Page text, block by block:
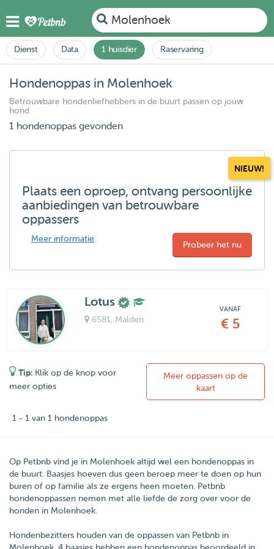
Molenhoek
Dienst Data 1 huisdier Raservaring
Hondenoppas in Molenhoek
Betrouwbare hondenliefhebbers in de buurt passen op jouw
hond
1 hondenoppas gevonden
NIEUW!
Plaats een oproep, ontvang persoonlijke
aanbiedingen van betrouwbare
oppassers
Meer informatie
Probeer het nu
Lotus
6581 , Malden
VANAF
€ 5
Tip: Klik op de knop voor
meer opties
Meer oppassen op de
kaart
1 - 1 van 1 hondenoppas
Op Petbnb vind je in Molenhoek altijd wel een hondenoppas in
de buurt. Baasjes hoeven dus geen beroep meer te doen op hun
buren of op familie als ze ergens heen moeten. Petbnb
hondenoppassen nemen met alle liefde de zorg over voor de
honden in Molenhoek.
Hondenbezitters houden van de oppassen van Petbnb in